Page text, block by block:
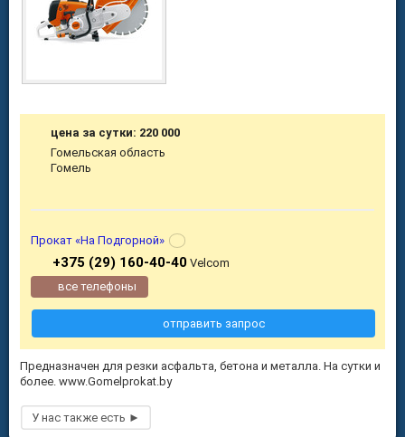
Предназначен для резки асфальта, бетона и металла. На сутки и
более. www.Gomelprokat.by
цена за сутки: 220 000
Гомельская область
Гомель
Прокат «На Подгорной»
+375 (29) 160-40-40Velcom
все телефоны
отправить запрос